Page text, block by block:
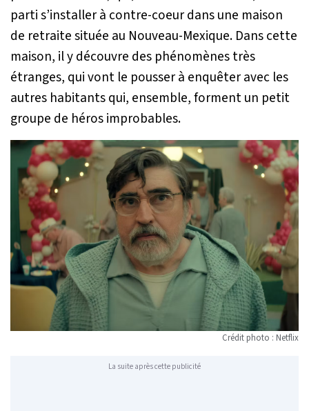
parti s’installer à contre-coeur dans une maison
de retraite située au Nouveau-Mexique. Dans cette
maison, il y découvre des phénomènes très
étranges, qui vont le pousser à enquêter avec les
autres habitants qui, ensemble, forment un petit
groupe de héros improbables.
Crédit photo : Netflix
La suite après cette publicité